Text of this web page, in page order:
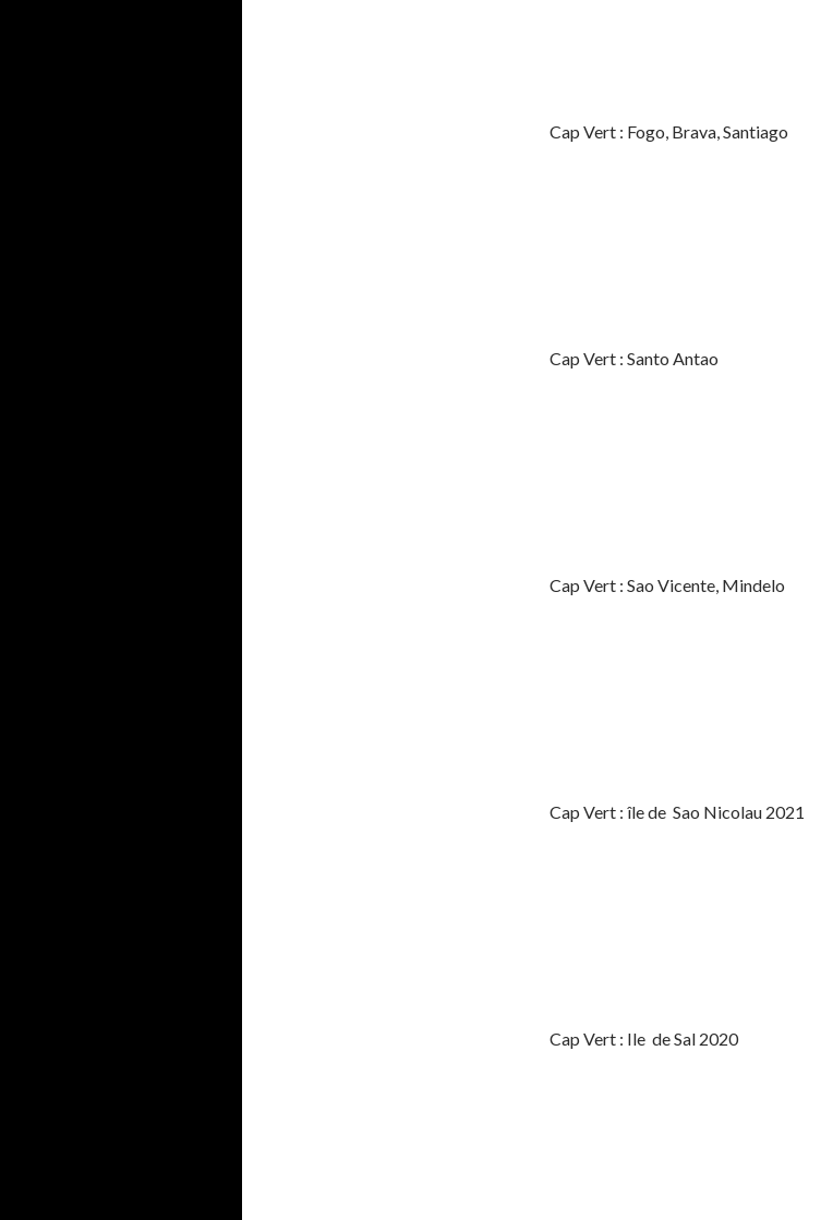
Cap Vert : Fogo, Brava, Santiago
Cap Vert : Santo Antao
Cap Vert : Sao Vicente, Mindelo
Cap Vert : île de Sao Nicolau 2021
Cap Vert : Ile de Sal 2020